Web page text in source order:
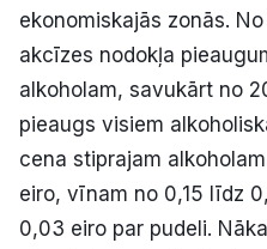
E-avīze
ekonomiskajās zonās.
akcīzes nodokļa
alkoholam, savukārt no
pieaugs visiem
cena stiprajam
eiro, vīnam no 0,15 līdz
0,03 eiro par pudeli.